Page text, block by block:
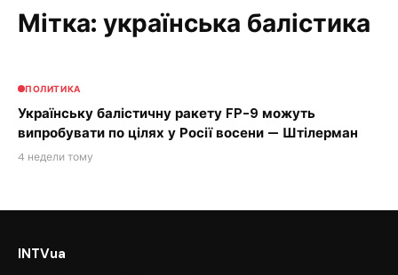
Мітка: українська балістика
ПОЛИТИКА
Українську балістичну ракету FP-9 можуть
випробувати по цілях у Росії восени — Штілерман
4 недели тому
INTVua